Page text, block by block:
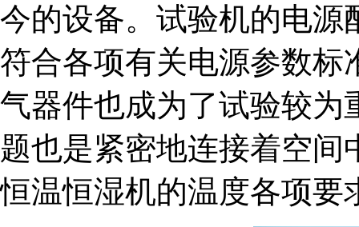
今的设备。试验机的电源
符合各项有关电源参数标
气器件也成为了试验较为
题也是紧密地连接着空
恒温恒湿机的温度各项要